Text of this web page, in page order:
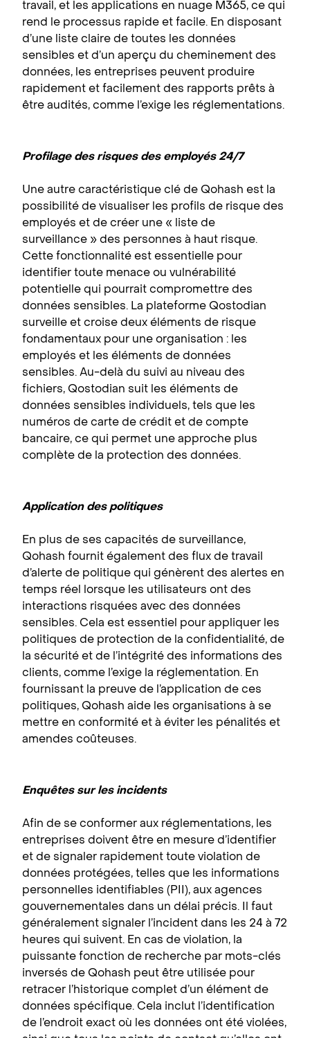
travail, et les applications en nuage M365, ce qui
rend le processus rapide et facile. En disposant
d’une liste claire de toutes les données
sensibles et d’un aperçu du cheminement des
données, les entreprises peuvent produire
rapidement et facilement des rapports prêts à
être audités, comme l’exige les réglementations.
Profilage des risques des employés 24/7
Une autre caractéristique clé de Qohash est la
possibilité de visualiser les profils de risque des
employés et de créer une « liste de
surveillance » des personnes à haut risque.
Cette fonctionnalité est essentielle pour
identifier toute menace ou vulnérabilité
potentielle qui pourrait compromettre des
données sensibles. La plateforme Qostodian
surveille et croise deux éléments de risque
fondamentaux pour une organisation : les
employés et les éléments de données
sensibles. Au-delà du suivi au niveau des
fichiers, Qostodian suit les éléments de
données sensibles individuels, tels que les
numéros de carte de crédit et de compte
bancaire, ce qui permet une approche plus
complète de la protection des données.
Application des politiques
En plus de ses capacités de surveillance,
Qohash fournit également des flux de travail
d’alerte de politique qui génèrent des alertes en
temps réel lorsque les utilisateurs ont des
interactions risquées avec des données
sensibles. Cela est essentiel pour appliquer les
politiques de protection de la confidentialité, de
la sécurité et de l’intégrité des informations des
clients, comme l’exige la réglementation. En
fournissant la preuve de l’application de ces
politiques, Qohash aide les organisations à se
mettre en conformité et à éviter les pénalités et
amendes coûteuses.
Enquêtes sur les incidents
Afin de se conformer aux réglementations, les
entreprises doivent être en mesure d’identifier
et de signaler rapidement toute violation de
données protégées, telles que les informations
personnelles identifiables (PII), aux agences
gouvernementales dans un délai précis. Il faut
généralement signaler l’incident dans les 24 à 72
heures qui suivent. En cas de violation, la
puissante fonction de recherche par mots-clés
inversés de Qohash peut être utilisée pour
retracer l’historique complet d’un élément de
données spécifique. Cela inclut l’identification
de l’endroit exact où les données ont été violées,